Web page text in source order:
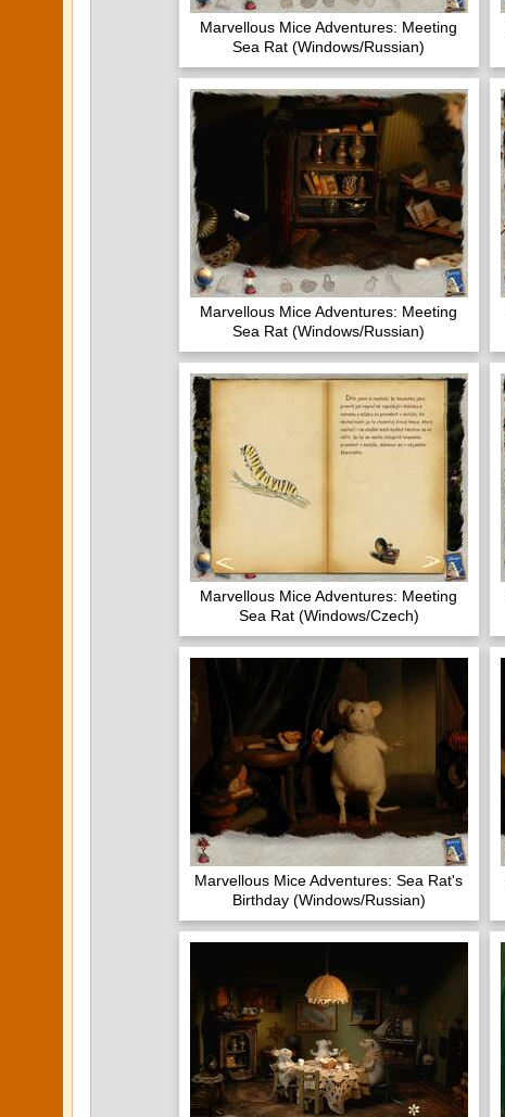
Marvellous Mice Adventures: Meeting
Sea Rat (Windows/Russian)
Marvellous Mice Adventures: Meeting
Sea Rat (Windows/Russian)
Marvellous Mice Adventures: Meeting
Sea Rat (Windows/Czech)
Marvellous Mice Adventures: Sea Rat's
Birthday (Windows/Russian)